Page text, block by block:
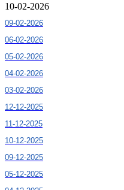
10-02-2026
09-02-2026
06-02-2026
05-02-2026
04-02-2026
03-02-2026
12-12-2025
11-12-2025
10-12-2025
09-12-2025
05-12-2025